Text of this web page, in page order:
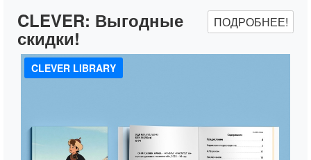
CLEVER: Выгодные
скидки!
ПОДРОБНЕЕ!
CLEVER LIBRARY